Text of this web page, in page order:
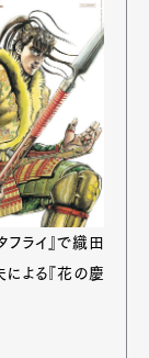
ライ』で織田
よる『花の慶